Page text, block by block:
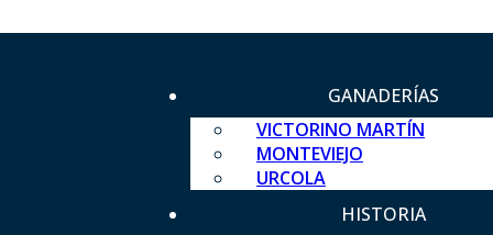
GANADERÍAS
VICTORINO MARTÍN
MONTEVIEJO
URCOLA
HISTORIA